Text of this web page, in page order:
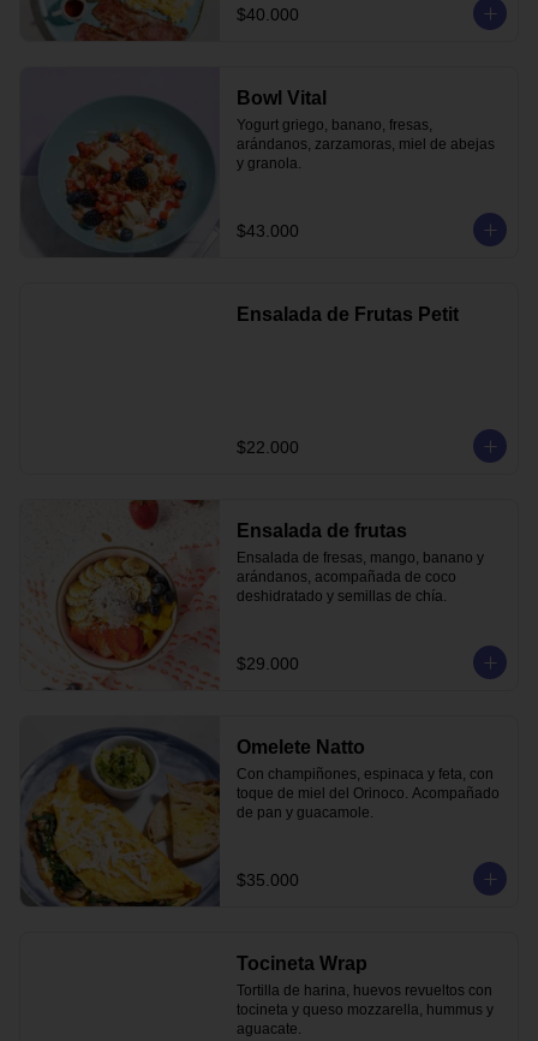
$40.000
Bowl Vital
Yogurt griego, banano, fresas,
arándanos, zarzamoras, miel de abejas
y granola.
$43.000
Ensalada de Frutas Petit
$22.000
Ensalada de frutas
Ensalada de fresas, mango, banano y
arándanos, acompañada de coco
deshidratado y semillas de chía.
$29.000
Omelete Natto
Con champiñones, espinaca y feta, con
toque de miel del Orinoco. Acompañado
de pan y guacamole.
$35.000
Tocineta Wrap
Tortilla de harina, huevos revueltos con
tocineta y queso mozzarella, hummus y
aguacate.